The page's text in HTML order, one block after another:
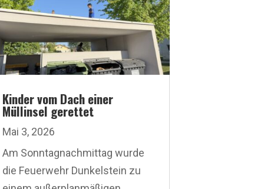
Kinder vom Dach einer
Müllinsel gerettet
Mai 3, 2026
Am Sonntagnachmittag wurde
die Feuerwehr Dunkelstein zu